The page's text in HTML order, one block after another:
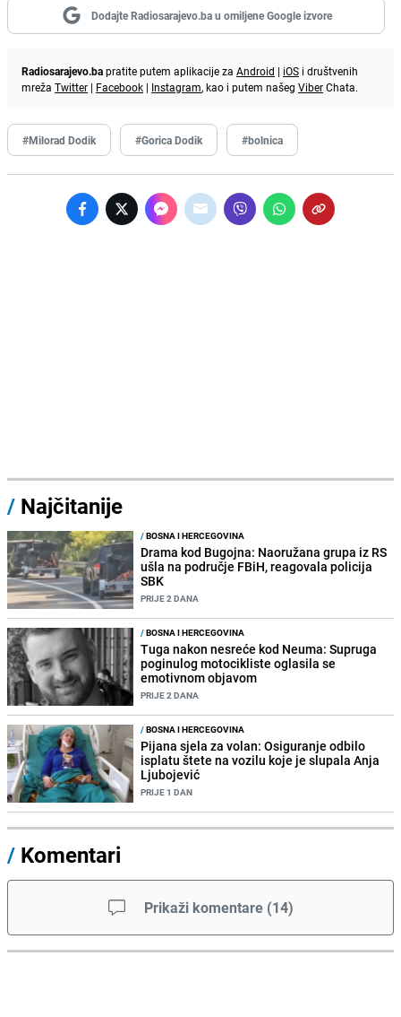
Dodajte Radiosarajevo.ba u omiljene Google izvore
Radiosarajevo.bapratite putem aplikacije za Android | iOS i društvenih
mreža Twitter | Facebook | Instagram, kao i putem našeg ViberChata.
#Milorad Dodik #Gorica Dodik #bolnica
/ Najčitanije
/BOSNA I HERCEGOVINA
Drama kod Bugojna: Naoružana grupa iz RS
ušla na područje FBiH, reagovala policija
SBK
PRIJE 2 DANA
/BOSNA I HERCEGOVINA
Tuga nakon nesreće kod Neuma: Supruga
poginulog motocikliste oglasila se
emotivnom objavom
PRIJE 2 DANA
/BOSNA I HERCEGOVINA
Pijana sjela za volan: Osiguranje odbilo
isplatu štete na vozilu koje je slupala Anja
Ljubojević
PRIJE 1 DAN
/ Komentari
Prikaži komentare (14)